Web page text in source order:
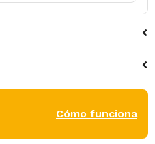
Cómo funciona